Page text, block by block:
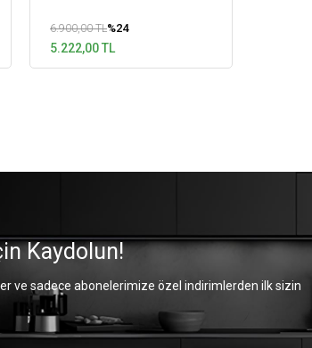
6.900,00 TL%24
5.222,00 TL
Kaydolun!
ve sadece abonelerimize özel indirimlerden ilk sizin